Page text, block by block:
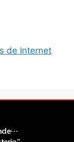
de Internet